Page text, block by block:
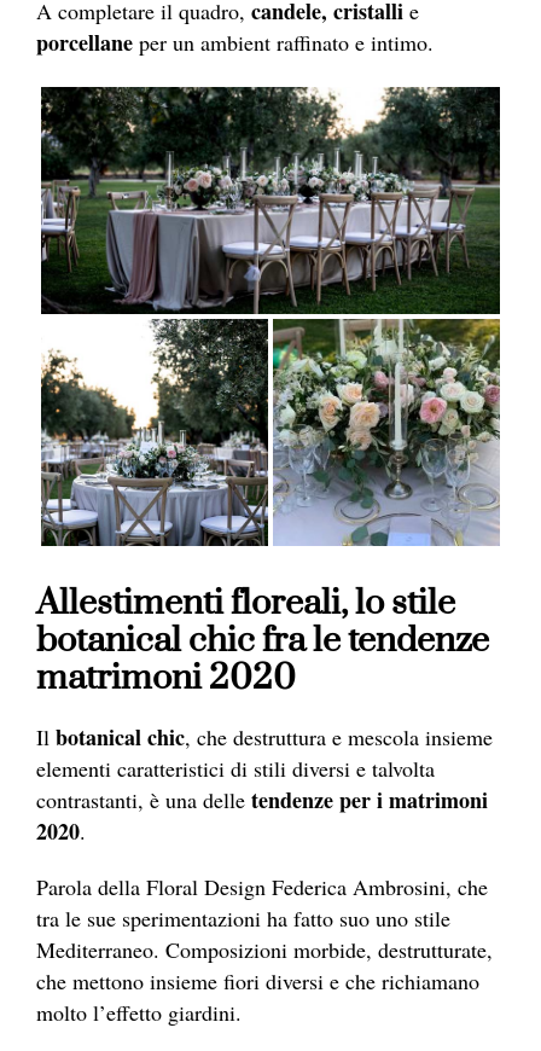
A completare il quadro, candele, cristalli e
porcellane per un ambient raffinato e intimo.
Allestimenti floreali, lo stile
botanical chic fra le tendenze
matrimoni 2020
Il botanical chic, che destruttura e mescola insieme
elementi caratteristici di stili diversi e talvolta
contrastanti, è una delle tendenze per i matrimoni
2020.
Parola della Floral Design Federica Ambrosini, che
tra le sue sperimentazioni ha fatto suo uno stile
Mediterraneo. Composizioni morbide, destrutturate,
che mettono insieme fiori diversi e che richiamano
molto l’effetto giardini.